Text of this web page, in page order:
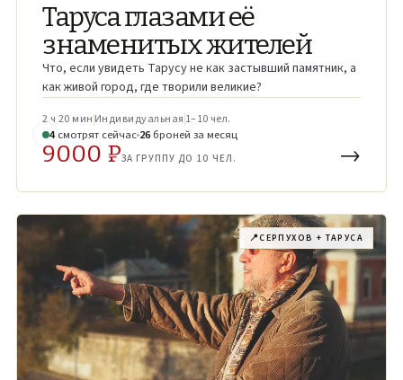
Таруса глазами её
знаменитых жителей
Что, если увидеть Тарусу не как застывший памятник, а
как живой город, где творили великие?
2 ч 20 мин Индивидуальная 1–10 чел.
5 смотрят сейчас 26 броней за месяц
9000 ₽ЗА ГРУППУ ДО 10 ЧЕЛ. →
📍СЕРПУХОВ + ТАРУСА